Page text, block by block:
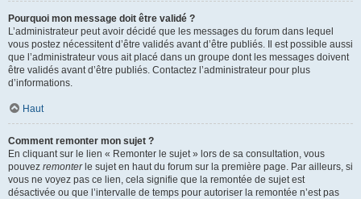
Pourquoi mon message doit être validé ?
L’administrateur peut avoir décidé que les messages du forum dans lequel
vous postez nécessitent d’être validés avant d’être publiés. Il est possible aussi
que l’administrateur vous ait placé dans un groupe dont les messages doivent
être validés avant d’être publiés. Contactez l’administrateur pour plus
d’informations.
Haut
Comment remonter mon sujet ?
En cliquant sur le lien « Remonter le sujet » lors de sa consultation, vous
pouvez remonterle sujet en haut du forum sur la première page. Par ailleurs, si
vous ne voyez pas ce lien, cela signifie que la remontée de sujet est
désactivée ou que l’intervalle de temps pour autoriser la remontée n’est pas